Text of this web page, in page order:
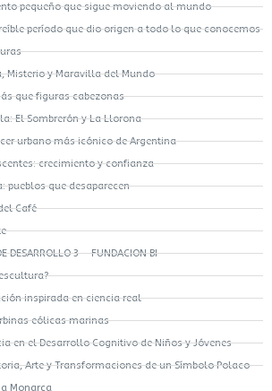
pequeño que sigue moviendo al mundo
período que dio origen a todo lo que conocemos
Misterio y Maravilla del Mundo
que figuras cabezonas
El Sombrerón y La Llorona
urbano más icónico de Argentina
crecimiento y confianza
pueblos que desaparecen
Café
DESARROLLO 3 – FUNDACION BI
inspirada en ciencia real
eólicas marinas
en el Desarrollo Cognitivo de Niños y Jóvenes
Arte y Transformaciones de un Símbolo Polaco
Monarca